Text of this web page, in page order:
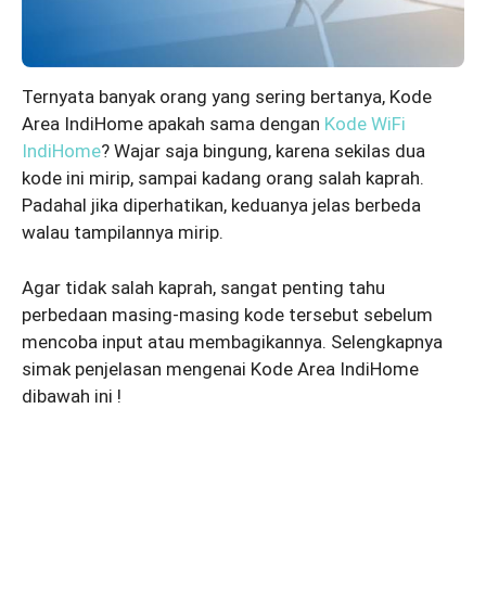
Ternyata banyak orang yang sering bertanya, Kode
Area IndiHome apakah sama dengan Kode WiFi
IndiHome? Wajar saja bingung, karena sekilas dua
kode ini mirip, sampai kadang orang salah kaprah.
Padahal jika diperhatikan, keduanya jelas berbeda
walau tampilannya mirip.
Agar tidak salah kaprah, sangat penting tahu
perbedaan masing-masing kode tersebut sebelum
mencoba input atau membagikannya. Selengkapnya
simak penjelasan mengenai Kode Area IndiHome
dibawah ini !